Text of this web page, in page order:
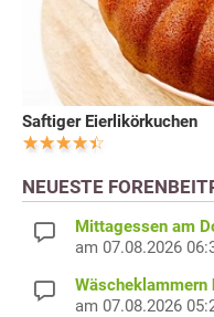
Saftiger Eierlikörkuchen
NEUESTE
Mittagessen am
am 07.08.2026
Wäscheklammern
am 07.08.2026